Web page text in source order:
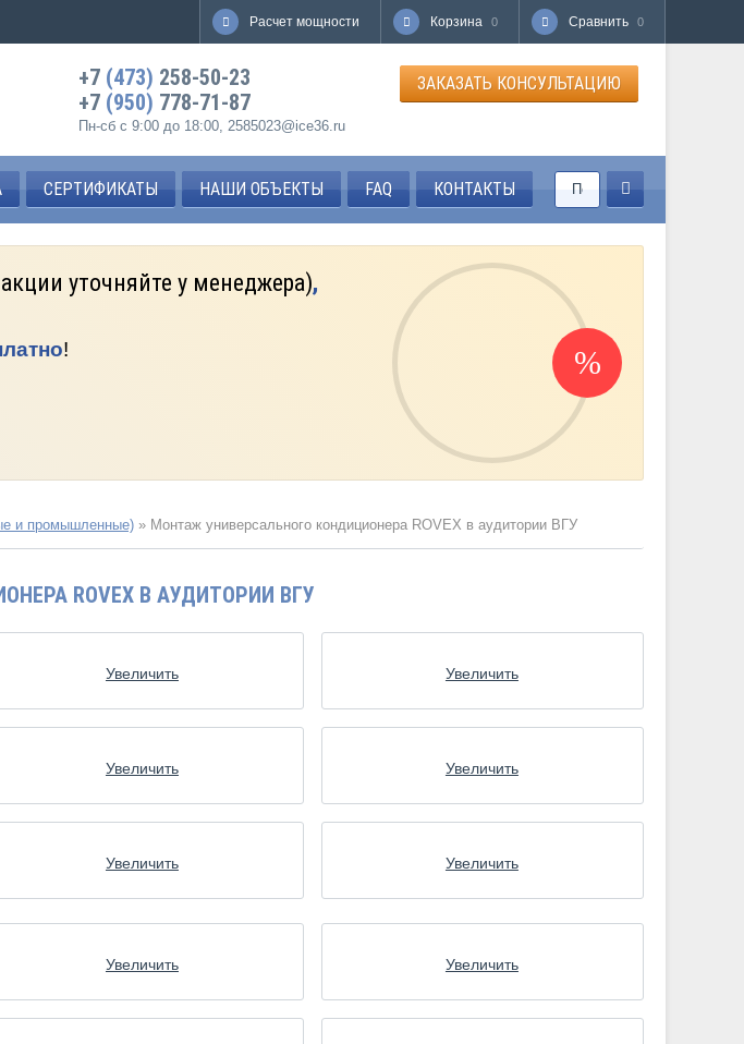
Расчет мощности Корзина 0 Сравнить 0
+7 (473) 258-50-23
+7 (950) 778-71-87
Пн-сб с 9:00 до 18:00, 2585023@ice36.ru
ЗАКАЗАТЬ КОНСУЛЬТАЦИЮ
СЕРТИФИКАТЫ НАШИ ОБЪЕКТЫ FAQ КОНТАКТЫ
уточняйте у менеджера),
!
и промышленные) » Монтаж универсального кондиционера ROVEX в аудитории ВГУ
ROVEX В АУДИТОРИИ ВГУ
Увеличить Увеличить
Увеличить Увеличить
Увеличить Увеличить
Увеличить Увеличить